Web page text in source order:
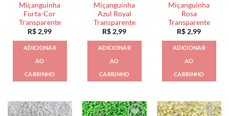
Miçanguinha
Furta-Cor
Transparente
R$ 2,99
ADICIONAR
AO
CARRINHO
Miçanguinha
Azul Royal
Transparente
R$ 2,99
ADICIONAR
AO
CARRINHO
Miçanguinha
Rosa
Transparente
R$ 2,99
ADICIONAR
AO
CARRINHO